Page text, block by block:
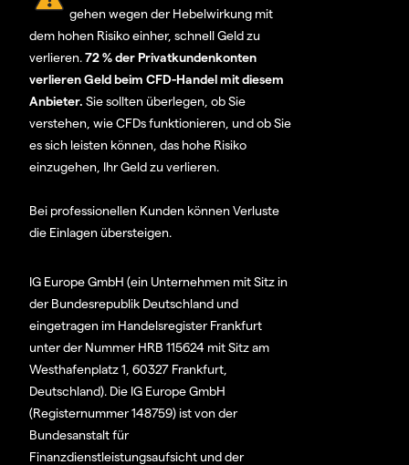
gehen wegen der Hebelwirkung mit
dem hohen Risiko einher, schnell Geld zu
verlieren.72 % der Privatkundenkonten
verlieren Geld beim CFD-Handel mit diesem
Anbieter. Sie sollten überlegen, ob Sie
verstehen, wie CFDs funktionieren, und ob Sie
es sich leisten können, das hohe Risiko
einzugehen, Ihr Geld zu verlieren.
Bei professionellen Kunden können Verluste
die Einlagen übersteigen.
IG Europe GmbH (ein Unternehmen mit Sitz in
der Bundesrepublik Deutschland und
eingetragen im Handelsregister Frankfurt
unter der Nummer HRB 115624 mit Sitz am
Westhafenplatz 1, 60327 Frankfurt,
Deutschland). Die IG Europe GmbH
(Registernummer 148759) ist von der
Bundesanstalt für
Finanzdienstleistungsaufsicht und der